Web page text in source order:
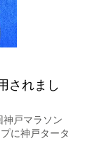
されまし
戸マラソン
に神戸タータ